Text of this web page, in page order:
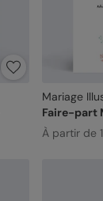
Mariage
Faire-part
À partir de